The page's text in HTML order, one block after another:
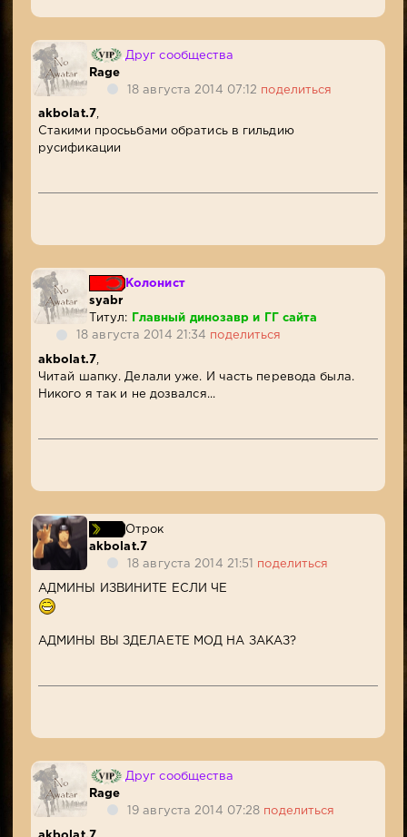
Друг сообщества
Rage
18 августа 2014 07:12 поделиться
akbolat.7,
Стакими просььбами обратись в гильдию
русификации
Колонист
syabr
Титул:
Главный динозавр и ГГ сайта
18 августа 2014 21:34 поделиться
akbolat.7
Читай шапку. Делали уже. И часть перевода была.
Никого я так и не дозвался...
Отрок
akbolat.7
18 августа 2014 21:51 поделиться
АДМИНЫ ИЗВИНИТЕ ЕСЛИ ЧЕ
АДМИНЫ ВЫ ЗДЕЛАЕТЕ МОД НА ЗАКАЗ?
Друг сообщества
Rage
19 августа 2014 07:28 поделиться